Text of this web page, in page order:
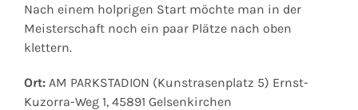
Nach einem holprigen Start möchte man in der
Meisterschaft noch ein paar Plätze nach oben
klettern.
Ort:AM PARKSTADION (Kunstrasenplatz 5) Ernst-
Kuzorra-Weg 1, 45891 Gelsenkirchen